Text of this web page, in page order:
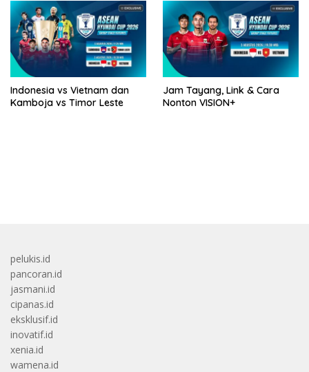
Indonesia vs Vietnam dan
Kamboja vs Timor Leste
Jam Tayang, Link & Cara
Nonton VISION+
pelukis.id
pancoran.id
jasmani.id
cipanas.id
eksklusif.id
inovatif.id
xenia.id
wamena.id